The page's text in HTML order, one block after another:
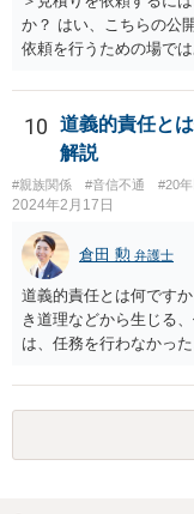
か？ はい、こちらの公
依頼を行うための場で
わせをしていただく必
10
道義的責任と
解説
#親族関係 #音信不通 #20
2024年2月17日
倉田 勲 弁護士
道義的責任とは何です
き道理などから生じる
は、任務を行わなかっ
則はありませんが、道
を無くす、不遇を受け